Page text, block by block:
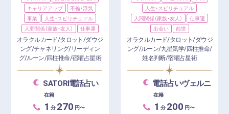
キャリアアップ
不倫・浮気
事業
人生・スピリチュアル
人間関係（家族・友人）
仕事運
オラクルカード/タロット/ダウジ
ング/チャネリング/リーディン
グ/ルーン/四柱推命/宿曜占星術
SATORI電話占い
在籍
1 分 270 円〜
人生・スピリチュアル
人間関係（家族・友人）
仕事運
出会い
前世
オラクルカード/タロット/ダウジ
ング/ルーン/九星気学/四柱推命/
姓名判断/宿曜占星術
電話占いヴェルニ
在籍
1 分 200 円〜